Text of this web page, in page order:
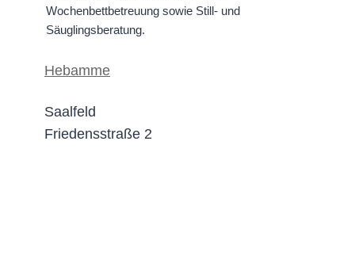
Wochenbettbetreuung sowie Still- und
Säuglingsberatung.
Hebamme
Saalfeld
Friedensstraße 2